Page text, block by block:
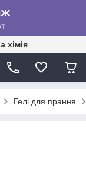
хімія
Гелі для прання